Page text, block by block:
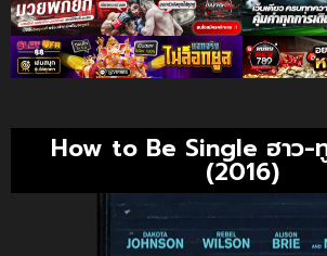
How to Be Single ฮาว-
(2016)